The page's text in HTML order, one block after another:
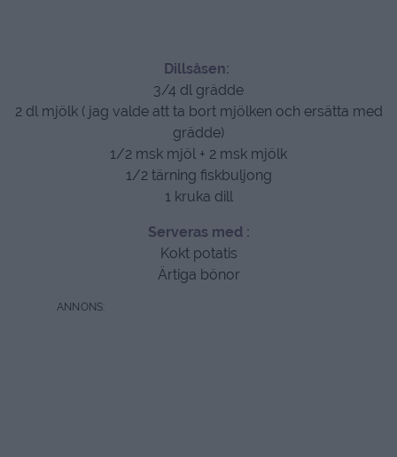
Dillsåsen:
3/4 dl grädde
2 dl mjölk ( jag valde att ta bort mjölken och ersätta med
grädde)
1/2 msk mjöl + 2 msk mjölk
1/2 tärning fiskbuljong
1 kruka dill
Serveras med :
Kokt potatis
Ärtiga bönor